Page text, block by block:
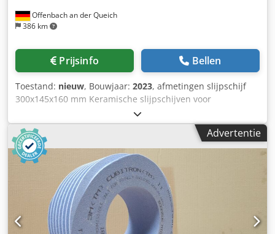
Offenbach an der Queich
386 km
Prijsinfo Bellen
Toestand: nieuw, Bouwjaar: 2023, afmetingen slijpschijf
300x145x160 mm Keramische slijpschijven voor
tandflankslijpen - 145 mm breed Afmetingen volgens
machinetype Reishauer T1SP 300x145x160 M4 EW20° 5GG
van 3M Chsdpfx Aheul Eqvj Dsa -Profileren volgens
specificatiemodule m, spoed gg, drukhoek EW Voordelen: -
Het risico op brandwonden door slijpen is bijna nul - Tot
50% kortere slijptijden - 2 keer minder
aankleedinspanning - Verdubbel de levensduur van
slijpschijven - Continue consistente slijpprestaties -
Aanzienlijk hogere slijpparameters dan
standaardgereedschappen !! ALS NIEUW!!
Advertentie